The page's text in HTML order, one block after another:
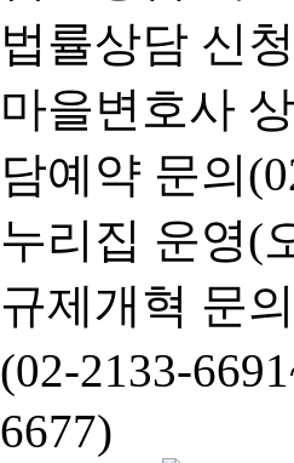
법률상담 신
마을변호사
담예약 문의
누리집 운영(
규제개혁 문
(02-2133-
6677)